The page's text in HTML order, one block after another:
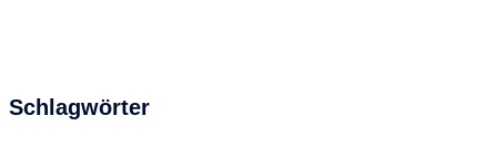
Schlagwörter